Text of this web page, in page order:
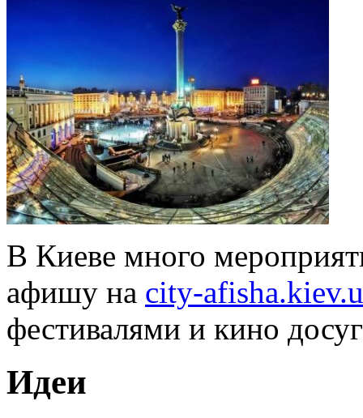
В Киеве много
афишу на city-
фестивалями и кино
Идеи